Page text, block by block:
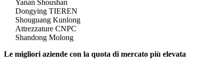
Yanan Shoushan
Dongying TIEREN
Shouguang Kunlong
Attrezzature CNPC
Shandong Molong
Le migliori aziende con la quota di mercato più elevata